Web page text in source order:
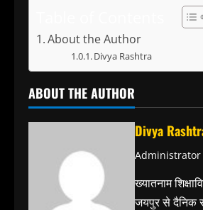
About the Author
Divya Rashtra
ABOUT THE AUTHOR
Divya
Administrator
ख्यातनाम
जयपुर से दैनिक